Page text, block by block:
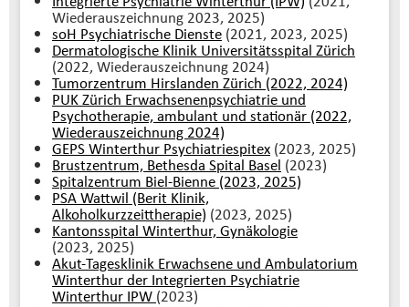
Wiederauszeichnung 2023, 2025)
soH Psychiatrische Dienste (2021, 2023, 2025)
Dermatologische Klinik Universitätsspital Zürich
(2022, Wiederauszeichnung 2024)
Tumorzentrum Hirslanden Zürich (2022, 2024)
PUK Zürich Erwachsenenpsychiatrie und
Psychotherapie, ambulant und stationär (2022,
Wiederauszeichnung 2024)
GEPS Winterthur Psychiatriespitex (2023, 2025)
Brustzentrum, Bethesda Spital Basel (2023)
Spitalzentrum Biel-Bienne (2023, 2025)
PSA Wattwil (Berit Klinik,
Alkoholkurzzeittherapie) (2023, 2025)
Kantonsspital Winterthur, Gynäkologie
(2023, 2025)
Akut-Tagesklinik Erwachsene und Ambulatorium
Winterthur der Integrierten Psychiatrie
Winterthur IPW (2023)